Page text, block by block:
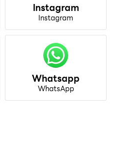
Instagram
Instagram
Whatsapp
WhatsApp